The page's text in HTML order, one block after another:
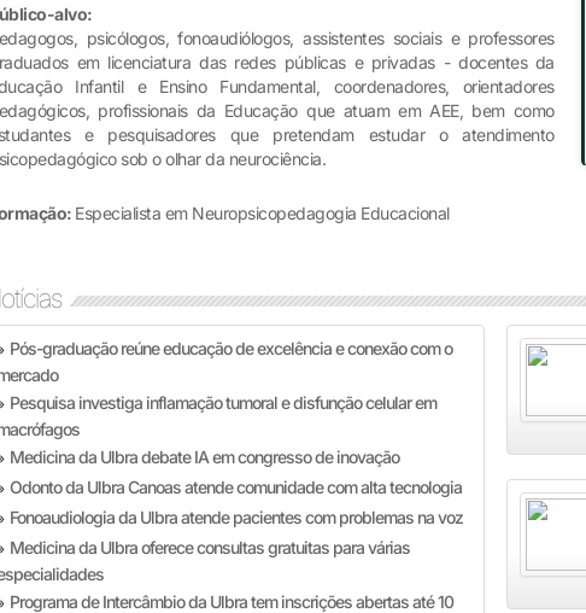
alvo:
psicólogos, fonoaudiólogos, assistentes sociais e professores
em licenciatura das redes públicas e privadas - docentes da
Infantil e Ensino Fundamental, coordenadores, orientadores
profissionais da Educação que atuam em AEE, bem como
e pesquisadores que pretendam estudar o atendimento
sob o olhar da neurociência.
Especialista em Neuropsicopedagogia Educacional
Pós-graduação reúne educação de excelência e conexão com o
Pesquisa investiga inflamação tumoral e disfunção celular em
Medicina da Ulbra debate IA em congresso de inovação
Odonto da Ulbra Canoas atende comunidade com alta tecnologia
Fonoaudiologia da Ulbra atende pacientes com problemas na voz
Medicina da Ulbra oferece consultas gratuitas para várias
Programa de Intercâmbio da Ulbra tem inscrições abertas até 10